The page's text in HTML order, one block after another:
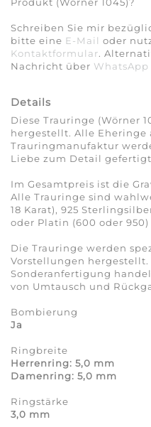
Produkt (Wörner 1045)?
Schreiben Sie mir
bitte eine E-Mail oder
Kontaktformular.
Nachricht über WhatsApp
Details
Diese Trauringe (Wörner
hergestellt. Alle Eheringe
Trauringmanufaktur
Liebe zum Detail
Im Gesamtpreis ist die
Alle Trauringe sind
18 Karat), 925
oder Platin (600 oder
Die Trauringe werden
Vorstellungen hergestellt.
Sonderanfertigung
von Umtausch und
Bombierung
Ja
Ringbreite
Herrenring: 5,0 mm
Damenring: 5,0 mm
Ringstärke
3,0 mm